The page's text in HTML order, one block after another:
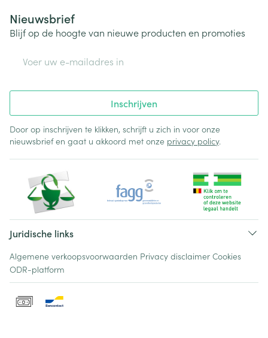
Nieuwsbrief
Blijf op de hoogte van nieuwe producten en promoties
Inschrijven
Door op inschrijven te klikken, schrijft u zich in voor onze
nieuwsbrief en gaat u akkoord met onze privacy policy.
Juridische links
Algemene verkoopsvoorwaarden Privacy disclaimer Cookies
ODR-platform